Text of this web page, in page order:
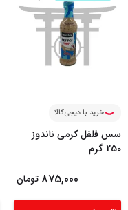
خرید با دیجی‌کالا
سس فلفل کرمی ناندوز
250 گرم
875,000 تومان